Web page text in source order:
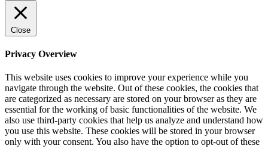
Close
Privacy Overview
This website uses cookies to improve your experience while you
navigate through the website. Out of these cookies, the cookies that
are categorized as necessary are stored on your browser as they are
essential for the working of basic functionalities of the website. We
also use third-party cookies that help us analyze and understand how
you use this website. These cookies will be stored in your browser
only with your consent. You also have the option to opt-out of these